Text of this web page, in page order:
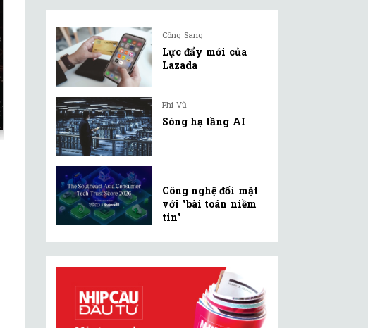
Công Sang
Lực đẩy mới của
Lazada
Phi Vũ
Sóng hạ tầng AI
Công nghệ đối mặt
với "bài toán niềm
tin"